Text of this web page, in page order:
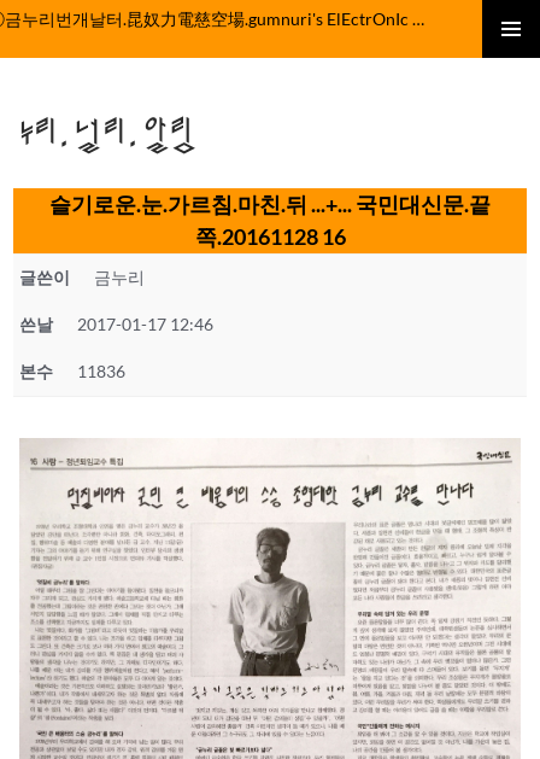
컨
뛰
ⓒ금누리번개날터.昆奴力電慈空場.gumnuri's ElEctrOnIc fActOrY
누리.널리.알림
슬기로운.눈.가르침.마친.뒤 ...+... 국민대신문.끝
쪽.20161128 16
글쓴이 금누리
쓴날 2017-01-17 12:46
본수 11836